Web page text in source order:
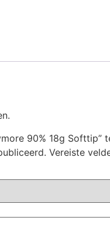
90% 18g Softtip”
Vereiste